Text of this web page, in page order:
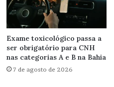
Exame toxicológico passa a
ser obrigatório para CNH
nas categorias A e B na Bahia
7 de agosto de 2026